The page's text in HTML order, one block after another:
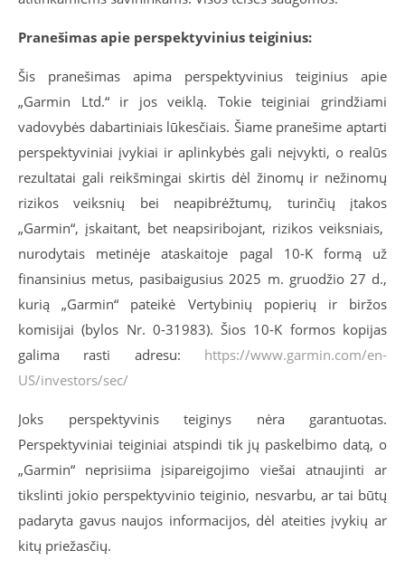
Pranešimas apie perspektyvinius teiginius:
Šis pranešimas apima perspektyvinius teiginius apie
„Garmin Ltd.“ ir jos veiklą. Tokie teiginiai grindžiami
vadovybės dabartiniais lūkesčiais. Šiame pranešime aptarti
perspektyviniai įvykiai ir aplinkybės gali neįvykti, o realūs
rezultatai gali reikšmingai skirtis dėl žinomų ir nežinomų
rizikos veiksnių bei neapibrėžtumų, turinčių įtakos
„Garmin“, įskaitant, bet neapsiribojant, rizikos veiksniais,
nurodytais metinėje ataskaitoje pagal 10-K formą už
finansinius metus, pasibaigusius 2025 m. gruodžio 27 d.,
kurią „Garmin“ pateikė Vertybinių popierių ir biržos
komisijai (bylos Nr. 0-31983). Šios 10-K formos kopijas
galima rasti adresu: https://www.garmin.com/en-
US/investors/sec/
Joks perspektyvinis teiginys nėra garantuotas.
Perspektyviniai teiginiai atspindi tik jų paskelbimo datą, o
„Garmin“ neprisiima įsipareigojimo viešai atnaujinti ar
tikslinti jokio perspektyvinio teiginio, nesvarbu, ar tai būtų
padaryta gavus naujos informacijos, dėl ateities įvykių ar
kitų priežasčių.